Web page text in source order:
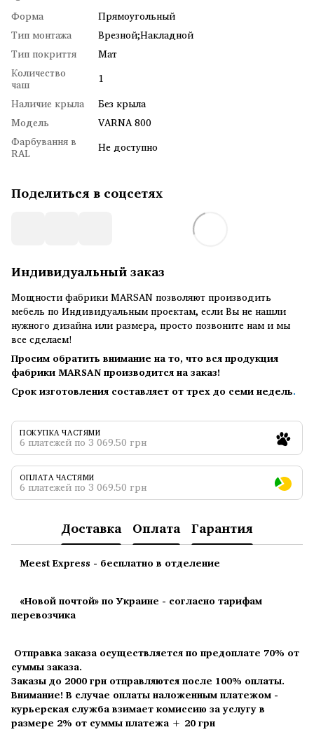
Форма
Прямоугольный
Тип монтажа
Врезной;Накладной
Тип покриття
Мат
Количество
чаш
1
Наличие крыла
Без крыла
Модель
VARNA 800
Фарбування в
RAL Не доступно
Поделиться в соцсетях
Индивидуальный заказ
Мощности фабрики MARSAN позволяют производить
мебель по Индивидуальным проектам, если Вы не нашли
нужного дизайна или размера, просто позвоните нам и мы
все сделаем!
Просим обратить внимание на то, что вся продукция
фабрики MARSAN производится на заказ!
Срок изготовления составляет от трех до семи недель.
ПОКУПКА ЧАСТЯМИ
6 платежей по 3 069.50 грн
ОПЛАТА ЧАСТЯМИ
6 платежей по 3 069.50 грн
Доставка Оплата Гарантия
Meest Express - бесплатно в отделение
«Новой почтой» по Украине - согласно тарифам
перевозчика
Отправка заказа осуществляется по предоплате 70% от
суммы заказа.
Заказы до 2000 грн отправляются после 100% оплаты.
Внимание! В случае оплаты наложенным платежом -
курьерская служба взимает комиссию за услугу в
размере 2% от суммы платежа + 20 грн